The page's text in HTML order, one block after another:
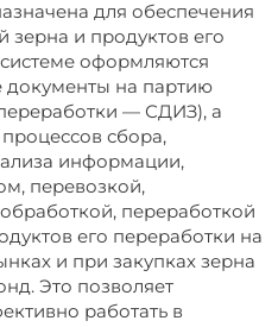
для обеспечения
зерна и продуктов его
оформляются
документы на партию
— СДИЗ), а
сбора,
информации,
перевозкой,
переработкой
его переработки на
и при закупках зерна
Это позволяет
работать в